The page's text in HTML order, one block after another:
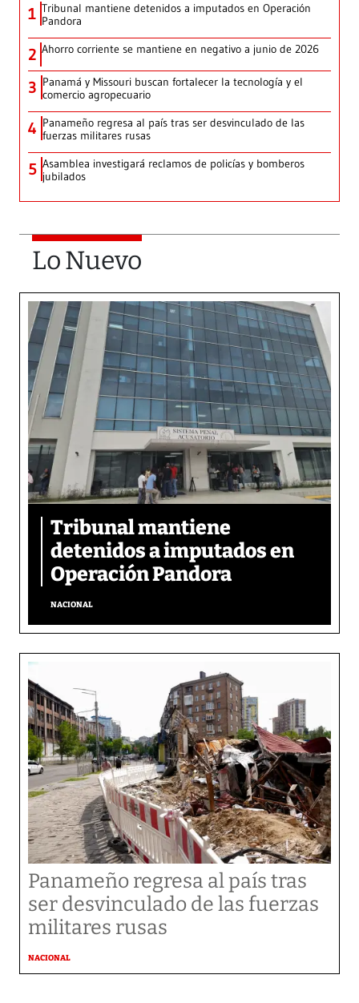
1 Tribunal mantiene detenidos a imputados en Operación
Pandora
2 Ahorro corriente se mantiene en negativo a junio de 2026
3 Panamá y Missouri buscan fortalecer la tecnología y el
comercio agropecuario
4 Panameño regresa al país tras ser desvinculado de las
fuerzas militares rusas
5 Asamblea investigará reclamos de policías y bomberos
jubilados
Lo Nuevo
Tribunal mantiene
detenidos a imputados en
Operación Pandora
NACIONAL
Panameño regresa al país tras
ser desvinculado de las fuerzas
militares rusas
NACIONAL